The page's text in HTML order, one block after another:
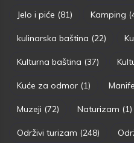
Jelo i piće (81) Kamping
kulinarska baština (22)
Kulturna baština (37)
Kuće za odmor (1)
Muzeji (72) Naturizam (1)
Održivi turizam (248)